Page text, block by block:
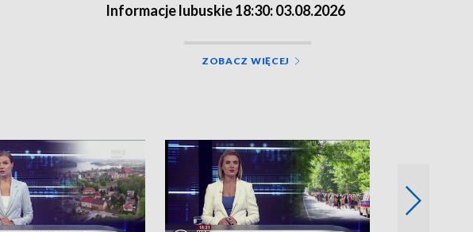
Informacje lubuskie 18:30: 03.08.2026
ZOBACZ WIĘCEJ